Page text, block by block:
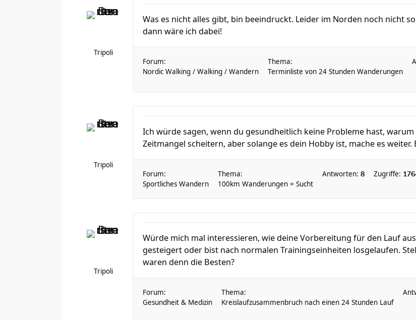
Tripoli
Was es nicht alles gibt, bin beeindruckt. Leider im Norden noch nicht
dann wäre ich dabei!
Forum:
Nordic Walking / Walking / Wandern
Thema:
Terminliste von 24 Stunden Wanderungen
Tripoli
Ich würde sagen, wenn du gesundheitlich keine Probleme hast,
Zeitmangel scheitern, aber solange es dein Hobby ist, mache es weiter.
Forum:
Sportliches Wandern
Thema:
100km Wanderungen = Sucht
Antworten: 8 Zugriffe:
Tripoli
Würde mich mal interessieren, wie deine Vorbereitung für den Lauf
gesteigert oder bist nach normalen Trainingseinheiten losgelaufen.
waren denn die Besten?
Forum:
Gesundheit & Medizin
Thema:
Kreislaufzusammenbruch nach einen 24 Stunden Lauf